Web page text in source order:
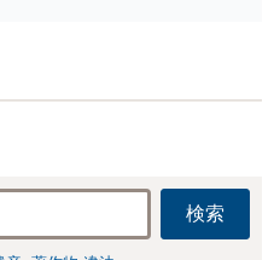
様の話を丁寧にう
を正確に読み取り
ます。【東京都在
住以外の方も対
検索